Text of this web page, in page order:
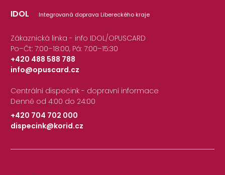
IDOL Integrovaná doprava Libereckého kraje
Zákaznická linka - info IDOL/OPUSCARD
Po–Čt: 7:00–18:00, Pá: 7:00–15:30
+420 488 588 788
|
info@opuscard.cz
Centrální dispečink - dopravní informace
Denně od 4:00 do 24:00
+420 704 702 000
|
dispecink@korid.cz